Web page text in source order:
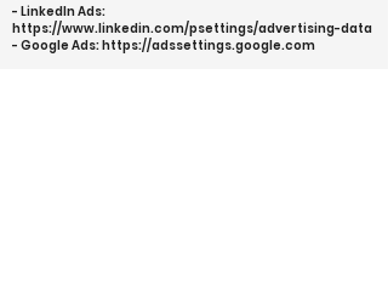
- LinkedIn Ads:
https://www.linkedin.com/psettings/advertising-data
- Google Ads: https://adssettings.google.com